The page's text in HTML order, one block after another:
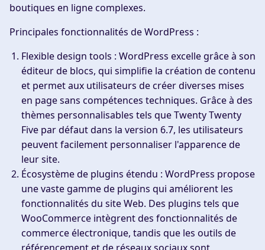
boutiques en ligne complexes.
Principales fonctionnalités de WordPress :
Flexible design tools : WordPress excelle grâce à son
éditeur de blocs, qui simplifie la création de contenu
et permet aux utilisateurs de créer diverses mises
en page sans compétences techniques. Grâce à des
thèmes personnalisables tels que Twenty Twenty
Five par défaut dans la version 6.7, les utilisateurs
peuvent facilement personnaliser l'apparence de
leur site.
Écosystème de plugins étendu : WordPress propose
une vaste gamme de plugins qui améliorent les
fonctionnalités du site Web. Des plugins tels que
WooCommerce intègrent des fonctionnalités de
commerce électronique, tandis que les outils de